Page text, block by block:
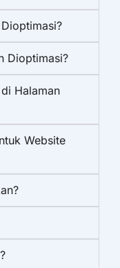
Dioptimasi?
Halaman
Website